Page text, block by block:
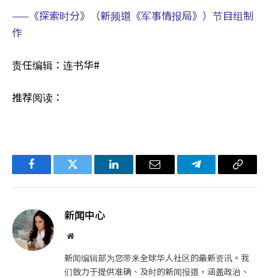
——《探索时分》（新频道《军事情报局》）节目组制
作
责任编辑：连书华#
推荐阅读：
FacebookTwitter LinkedIn电
Telegram复
新闻中心
网
新闻编辑部为您带来全球华人社区的最新资讯。我
们致力于提供准确、及时的新闻报道，涵盖政治、